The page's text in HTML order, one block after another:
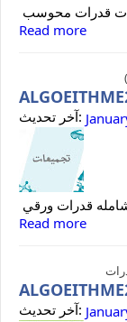
Read more
آخر تحديث:
Read more
آخر تحديث: